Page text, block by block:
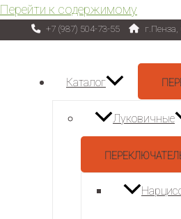
Перейти к содержимому
+7 (987) 504-73-55
Каталог
Луковичные